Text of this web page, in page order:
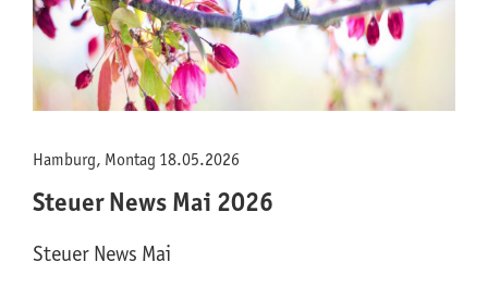
Hamburg, Montag 18.05.2026
Steuer News Mai 2026
Steuer News Mai